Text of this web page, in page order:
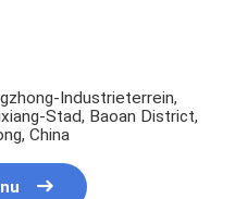
Industrieterrein,
Stad, Baoan District,
China